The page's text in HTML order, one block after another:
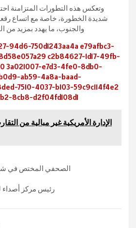
وتعكس هذه التطورات المتزامنة
شديدة الخطورة، خاصة مع اتساع
والجنوب، ما يهدد بمزيد من
94d6-750d1243aa4a e79afbc3-
c2b84627-1d17-49fb-
3a021007-e7d3-4fe0-8db0-
ab59-4a8a-baad-
7510-4037-b103-59c9c114f4e2
8cb8-d2f04fd108d1
الإدارة الأمريكية غير مبالية من
الصحفي المختص في
رئيس مركز أصداء